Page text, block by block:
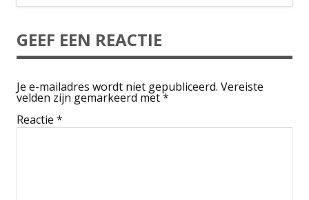
GEEF EEN REACTIE
Je e-mailadres wordt niet gepubliceerd. Vereiste
velden zijn gemarkeerd met*
Reactie *